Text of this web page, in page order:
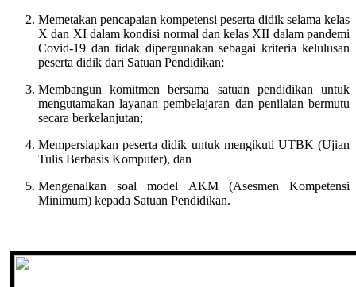
Memetakan pencapaian kompetensi peserta didik selama kelas
X dan XI dalam kondisi normal dan kelas XII dalam pandemi
Covid-19 dan tidak dipergunakan sebagai kriteria kelulusan
peserta didik dari Satuan Pendidikan;
Membangun komitmen bersama satuan pendidikan untuk
mengutamakan layanan pembelajaran dan penilaian bermutu
secara berkelanjutan;
Mempersiapkan peserta didik untuk mengikuti UTBK (Ujian
Tulis Berbasis Komputer), dan
Mengenalkan soal model AKM (Asesmen Kompetensi
Minimum) kepada Satuan Pendidikan.